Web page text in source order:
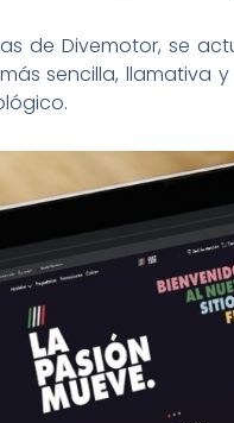
de Divemotor, se
sencilla, llamativa